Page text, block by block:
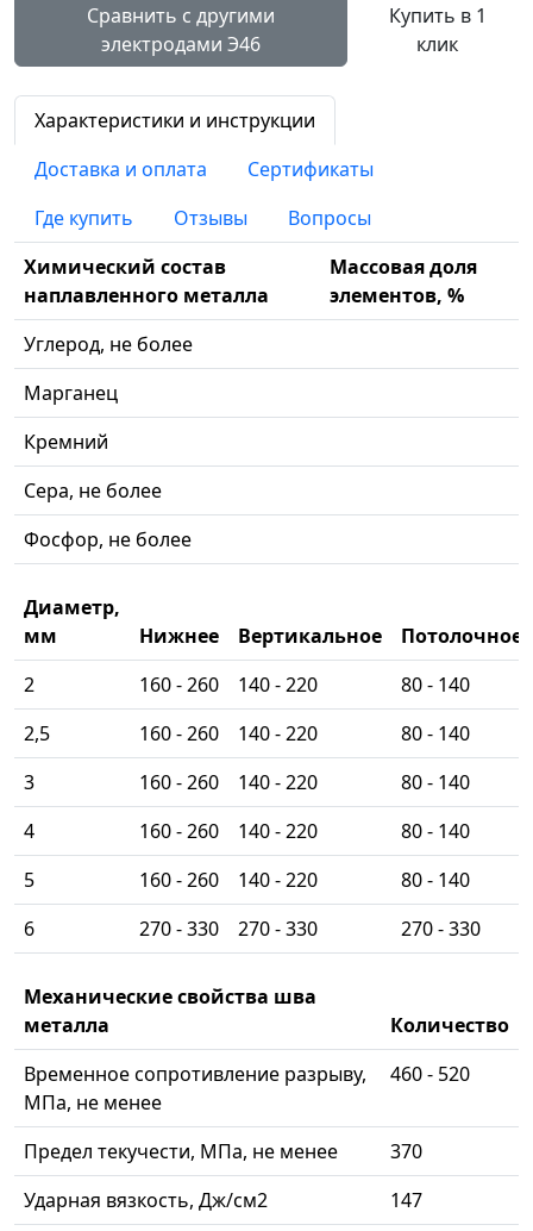
Сравнить с другими
электродами Э46
Купить в 1
клик
Характеристики и инструкции
Доставка и оплата
Сертификаты
Где купить
Отзывы
Вопросы
Химический состав
наплавленного металла
Массовая доля
элементов, %
Углерод, не более
Марганец
Кремний
Сера, не более
Фосфор, не более
Диаметр,
мм
Нижнее Вертикальное
Потолочное
2
160 - 260 140 - 220
80 - 140
2,5
160 - 260 140 - 220
80 - 140
3
160 - 260 140 - 220
80 - 140
4
160 - 260 140 - 220
80 - 140
5
160 - 260 140 - 220
80 - 140
6
270 - 330 270 - 330 270 - 330
Механические свойства шва
металла
Количество
Временное сопротивление разрыву,
МПа, не менее
460 - 520
Предел текучести, МПа, не менее
370
Ударная вязкость, Дж/см2
147